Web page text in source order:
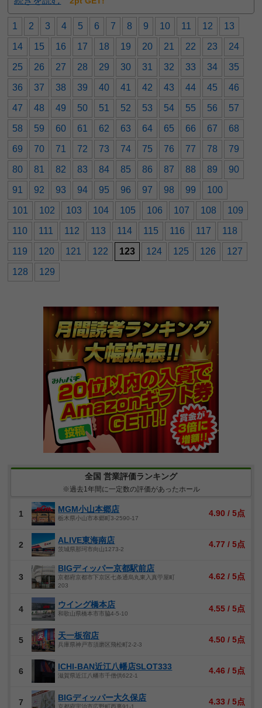
1 2 3 4 5 6 7 8 9 10 11 12 13
14 15 16 17 18 19 20 21 22 23 24
25 26 27 28 29 30 31 32 33 34 35
36 37 38 39 40 41 42 43 44 45 46
47 48 49 50 51 52 53 54 55 56 57
58 59 60 61 62 63 64 65 66 67 68
69 70 71 72 73 74 75 76 77 78 79
80 81 82 83 84 85 86 87 88 89 90
91 92 93 94 95 96 97 98 99 100
101 102 103 104 105 106 107 108 109
110 111 112 113 114 115 116 117 118
119 120 121 122 123 124 125 126 127
128 129
全国 営業評価ランキング
※過去1年間に一定数の評価があったホール
1 MGM小山本郷店
栃木県小山市本郷町3-2590-17
4.90 / 5点
2 ALIVE東海南店
茨城県那珂市向山1273-2
4.77 / 5点
3
BIGディッパー京都駅前店
京都府京都市下京区七条通烏丸東入真苧屋町
203
4.62 / 5点
4 ウイング橋本店
和歌山県橋本市市脇4-5-10
4.55 / 5点
5 天一板宿店
兵庫県神戸市須磨区飛松町2-2-3
4.50 / 5点
6 ICHI-BAN近江八幡店SLOT333
滋賀県近江八幡市千僧供622-1
4.46 / 5点
7 BIGディッパー大久保店
京都府宇治市広野町西裏91-1
4.33 / 5点